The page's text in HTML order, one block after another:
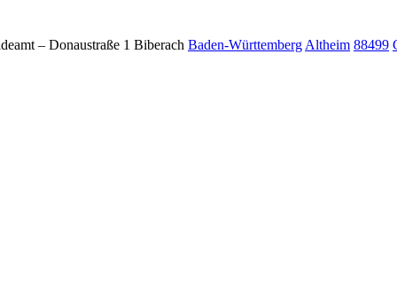
– Donaustraße 1 Biberach Baden-Württemberg Altheim 88499